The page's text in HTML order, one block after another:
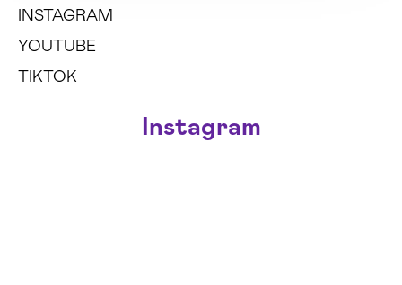
INSTAGRAM
YOUTUBE
TIKTOK
Instagram